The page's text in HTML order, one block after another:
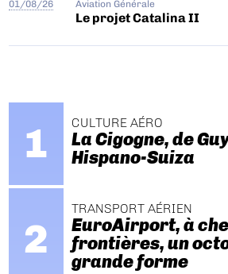
01/08/26 Aviation Générale
Le projet Catalina II
CULTURE AÉRO
La Cigogne, de
Hispano-Suiza
TRANSPORT AÉRIEN
EuroAirport, à
frontières, un
grande forme